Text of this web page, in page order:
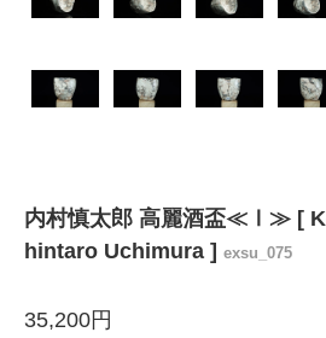
内村慎太郎 高麗酒盃≪Ⅰ≫ [
hintaro Uchimura ] exsu_075
35,200円